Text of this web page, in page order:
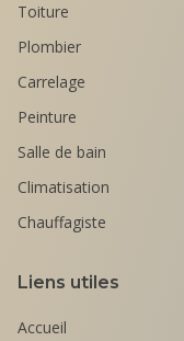
Toiture
Plombier
Carrelage
Peinture
Salle de bain
Climatisation
Chauffagiste
Liens utiles
Accueil